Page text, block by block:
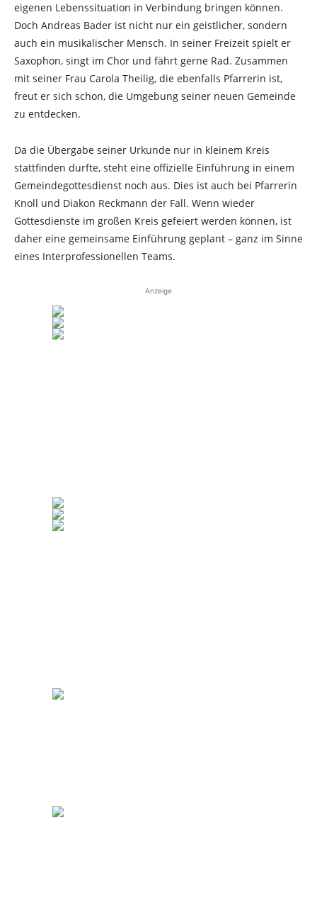
eigenen Lebenssituation in Verbindung bringen können.
Doch Andreas Bader ist nicht nur ein geistlicher, sondern
auch ein musikalischer Mensch. In seiner Freizeit spielt er
Saxophon, singt im Chor und fährt gerne Rad. Zusammen
mit seiner Frau Carola Theilig, die ebenfalls Pfarrerin ist,
freut er sich schon, die Umgebung seiner neuen Gemeinde
zu entdecken.
Da die Übergabe seiner Urkunde nur in kleinem Kreis
stattfinden durfte, steht eine offizielle Einführung in einem
Gemeindegottesdienst noch aus. Dies ist auch bei Pfarrerin
Knoll und Diakon Reckmann der Fall. Wenn wieder
Gottesdienste im großen Kreis gefeiert werden können, ist
daher eine gemeinsame Einführung geplant – ganz im Sinne
eines Interprofessionellen Teams.
Anzeige